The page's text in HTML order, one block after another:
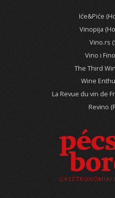
Iće&Piće
Vinopija
Vino.rs
Vino i
The Third
Wine
La Revue du vin de
Revino